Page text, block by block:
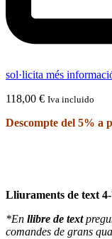
sol·licita més
118,00 € Iva incluido
Descompte del 5% a
Lliuraments de text
*En llibre de text
comandes de grans